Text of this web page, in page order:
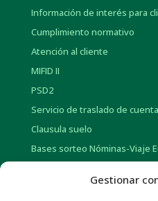
Gestionar
Información de interés para
Cumplimiento normativo
Atención al cliente
MIFID II
PSD2
Servicio de traslado de
Clausula suelo
Bases sorteo Nóminas-Viaje